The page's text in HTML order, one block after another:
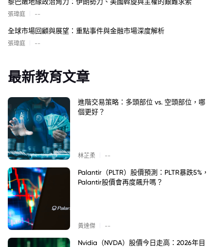
張瑋庭 --
全球市場回顧與展望：重點事件與金融市場深度解析
張瑋庭 --
最新教育文章
進階交易策略：多頭部位 vs. 空頭部位，哪
個更好？
林芷柔 --
Palantir（PLTR）股價預測：PLTR暴跌5%，
Palantir股價會再度飆升嗎？
黃達傑 --
Nvidia（NVDA）股價今日走高：2026年目